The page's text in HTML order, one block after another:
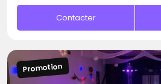
Contacter
Promotion